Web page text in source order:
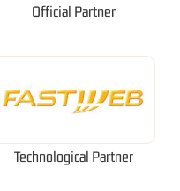
Official Partner
Technological Partner